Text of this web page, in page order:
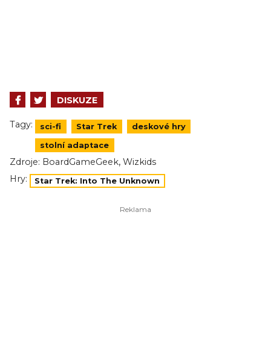
DISKUZE
Tagy: sci-fi Star Trek deskové hry
stolní adaptace
Zdroje: BoardGameGeek, Wizkids
Hry:
Star Trek: Into The Unknown